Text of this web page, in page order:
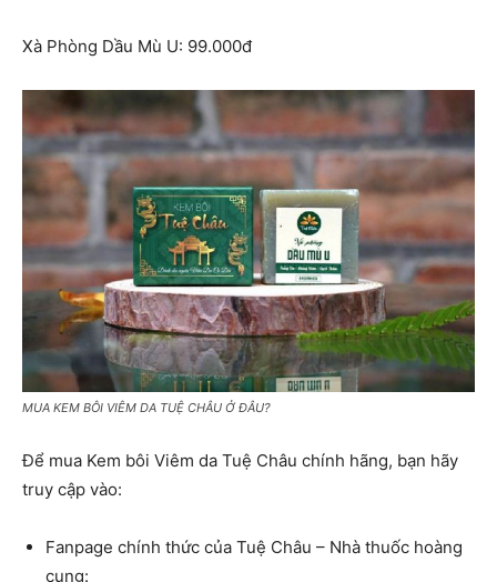
Xà Phòng Dầu Mù U: 99.000đ
MUA KEM BÔI VIÊM DA TUỆ CHÂU Ở ĐÂU?
Để mua Kem bôi Viêm da Tuệ Châu chính hãng, bạn hãy
truy cập vào:
Fanpage chính thức của Tuệ Châu – Nhà thuốc hoàng
cung: